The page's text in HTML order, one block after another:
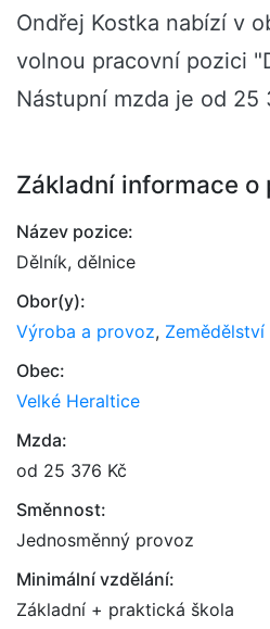
Ondřej Kostka nabízí v
volnou pracovní pozici
Nástupní mzda je od 25
Základní informace
Název pozice:
Dělník, dělnice
Obor(y):
Výroba a provoz,
Obec:
Velké Heraltice
Mzda:
od 25 376 Kč
Směnnost:
Jednosměnný provoz
Minimální vzdělání:
Základní + praktická škola